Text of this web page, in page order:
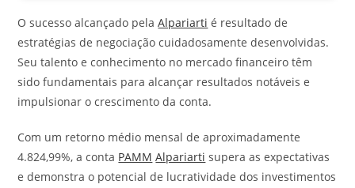
O sucesso alcançado pelaAlpariarti é resultado de
estratégias de negociação cuidadosamente desenvolvidas.
Seu talento e conhecimento no mercado financeiro têm
sido fundamentais para alcançar resultados notáveis e
impulsionar o crescimento da conta.
Com um retorno médio mensal de aproximadamente
4.824,99%, a conta PAMM Alpariarti supera as expectativas
e demonstra o potencial de lucratividade dos investimentos